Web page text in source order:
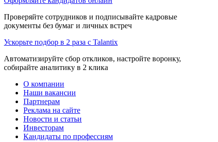
Проверяйте сотрудников и подписывайте кадровые
документы без бумаг и личных встреч
Ускорьте подбор в 2 раза с Talantix
Автоматизируйте сбор откликов, настройте воронку,
собирайте аналитику в 2 клика
О компании
Наши вакансии
Партнерам
Реклама на сайте
Новости и статьи
Инвесторам
Кандидаты по профессиям